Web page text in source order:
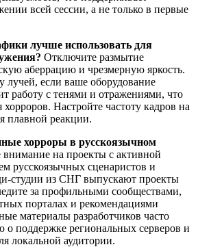
всей сессии, а не только в первые
лучше использовать для
Отключите размытие
аберрацию и чрезмерную яркость.
лучей, если ваше оборудование
работу с тенями и отражениями, что
Настройте частоту кадров на
плавной реакции.
хорроры в русскоязычном
на проекты с активной
русскоязычных сценаристов и
студии из СНГ выпускают проекты
за профильными сообществами,
порталах и рекомендациями
материалы разработчиков часто
поддержке региональных серверов и
локальной аудитории.